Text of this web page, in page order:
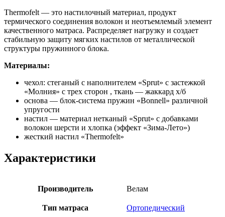
Thermofelt — это настилочный материал, продукт
термического соединения волокон и неотъемлемый элемент
качественного матраса. Распределяет нагрузку и создает
стабильную защиту мягких настилов от металлической
структуры пружинного блока.
Материалы:
чехол: стеганый с наполнителем «Sprut» с застежкой
«Молния» с трех сторон , ткань — жаккард х/б
основа — блок-система пружин «Bonnell» различной
упругости
настил — материал нетканый «Sprut» с добавками
волокон шерсти и хлопка (эффект «Зима-Лето»)
жесткий настил «Thermofelt»
Характеристики
Производитель Велам
Тип матраса Ортопедический